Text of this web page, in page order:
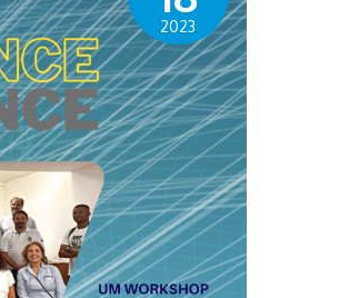
2023